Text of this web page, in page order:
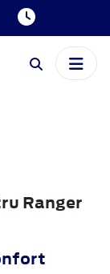
Ranger